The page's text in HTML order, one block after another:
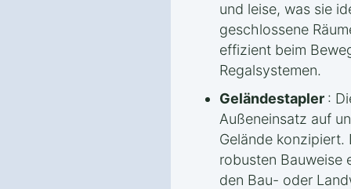
und leise, was sie
geschlossene
effizient beim
Regalsystemen.
Geländestapler :
Außeneinsatz auf
Gelände konzipiert.
robusten Bauweise
den Bau- oder